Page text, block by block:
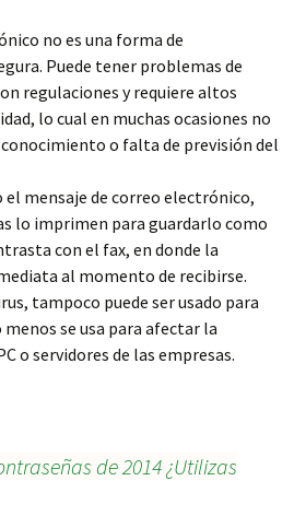
no es una forma de
Puede tener problemas de
regulaciones y requiere altos
lo cual en muchas ocasiones no
o falta de previsión del
el mensaje de correo electrónico,
lo imprimen para guardarlo como
con el fax, en donde la
al momento de recibirse.
tampoco puede ser usado para
se usa para afectar la
o servidores de las empresas.
de 2014 ¿Utilizas